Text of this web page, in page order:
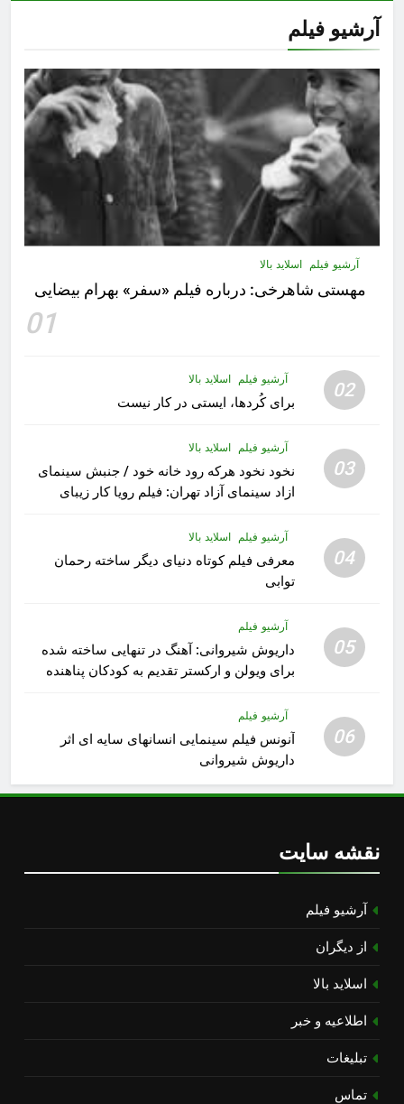
آرشیو فیلم
آرشیو فیلم اسلاید بالا
مهستى شاهرخى:‌ درباره فيلم «سفر» بهرام بیضایی
01
02 آرشیو فیلم اسلاید بالا
برای کُردها، ایستی در کار نیست
03
آرشیو فیلم اسلاید بالا
نخود نخود هرکه رود خانه خود / جنبش سینمای
ازاد سینمای آزاد تهران: فیلم رویا کار زیبای
04
آرشیو فیلم اسلاید بالا
معرفی فیلم کوتاه دنیای دیگر ساخته رحمان
توابی
05
آرشیو فیلم
داریوش شیروانی: آهنگ در تنهایی ساخته شده
برای ویولن و ارکستر تقدیم به کودکان پناهنده
06
آرشیو فیلم
آنونس فیلم سینمایی انسانهای سایه ای اثر
داریوش شیروانی
نقشه سایت
آرشیو فیلم
از دیگران
اسلاید بالا
اطلاعیه و خبر
تبلیغات
تماس